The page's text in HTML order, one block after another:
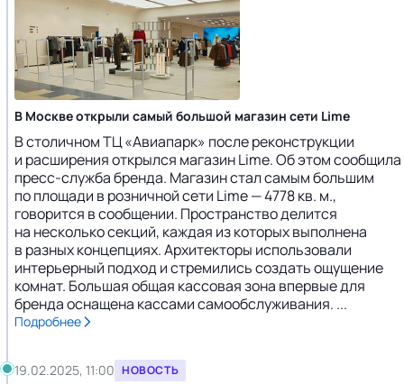
В Москве открыли самый большой магазин сети Lime
В столичном ТЦ «Авиапарк» после реконструкции
и расширения открылся магазин Lime. Об этом сообщила
пресс-служба бренда. Магазин стал самым большим
по площади в розничной сети Lime — 4778 кв. м.,
говорится в сообщении. Пространство делится
на несколько секций, каждая из которых выполнена
в разных концепциях. Архитекторы использовали
интерьерный подход и стремились создать ощущение
комнат. Большая общая кассовая зона впервые для
бренда оснащена кассами самообслуживания. ...
Подробнее
19.02.2025, 11:00 НОВОСТЬ